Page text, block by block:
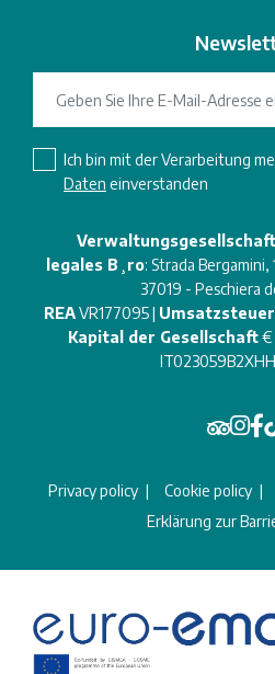
Ich bin mit der Verarbeitung
Daten einverstanden
Verwaltungsgesellschaft
legales B¸ro: Strada
37019 - Peschiera
REAVR177095 |
Kapital der Gesellschaft€
Privacy policy Cookie policy
Erklärung zur